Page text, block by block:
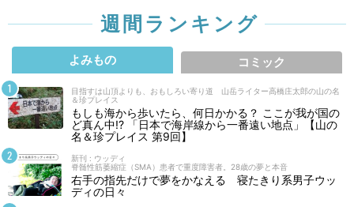
週間ランキング
よみもの コミック
目指すは山頂よりも、おもしろい寄り道 山岳ライター高橋庄太郎の山の名
＆珍プレイス
もしも海から歩いたら、何日かかる？ ここが我が国の
ど真ん中!? 「日本で海岸線から一番遠い地点」【山の
名＆珍プレイス 第9回】
新刊 : ウッディ
脊髄性筋萎縮症（SMA）患者で重度障害者。28歳の夢と本音
右手の指先だけで夢をかなえる 寝たきり系男子ウッ
ディの日々